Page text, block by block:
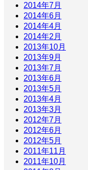
2014年7月
2014年6月
2014年4月
2014年2月
2013年10月
2013年9月
2013年7月
2013年6月
2013年5月
2013年4月
2013年3月
2012年7月
2012年6月
2012年5月
2011年11月
2011年10月